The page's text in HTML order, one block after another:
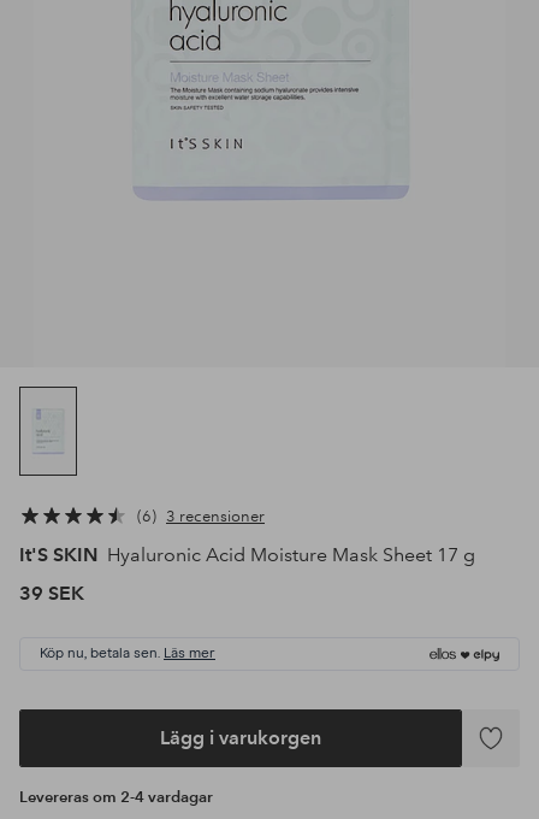
6 3 recensioner
It'S SKIN Hyaluronic Acid Moisture Mask Sheet 17 g
39 SEK
Köp nu, betala sen. Läs mer
Lägg i varukorgen
Lägg
Levereras om 2-4 vardagar